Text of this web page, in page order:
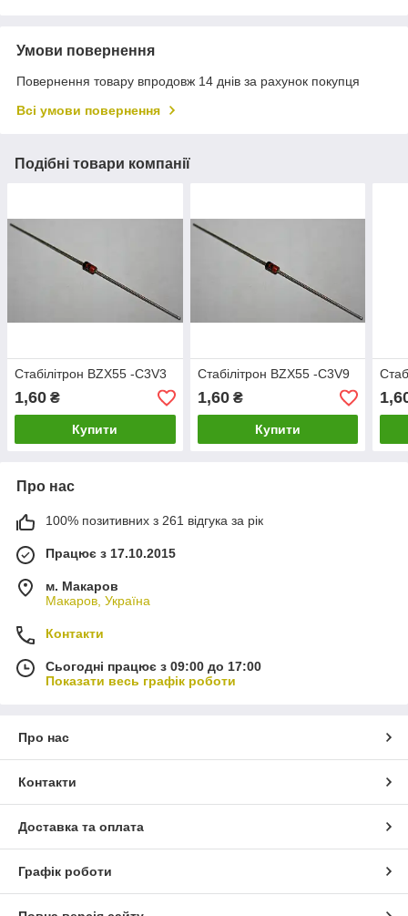
Умови повернення
Повернення товару впродовж 14 днів за рахунок покупця
Всі умови повернення
Подібні товари компанії
Стабілітрон BZX55 -C3V3
1,60 ₴
Купити
Стабілітрон BZX55 -C3V9
1,60₴
Купити
Про нас
100% позитивних з 261 відгука за рік
Працює з 17.10.2015
м. Макаров
Макаров, Україна
Контакти
Сьогодні працює з 09:00 до 17:00
Показати весь графік роботи
Про нас
Контакти
Доставка та оплата
Графік роботи